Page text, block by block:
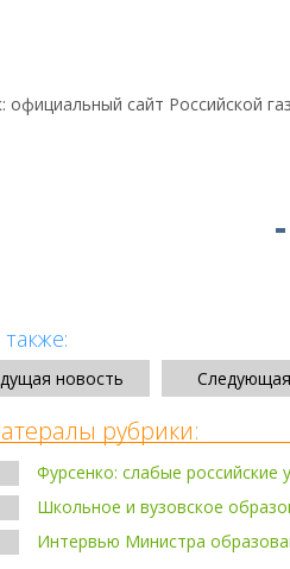
официальный сайт Российской
новость
рубрики:
Фурсенко: слабые
Школьное и вузовское
Интервью Министра